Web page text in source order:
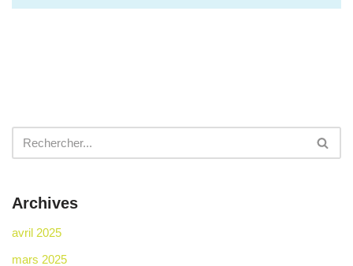
Archives
avril 2025
mars 2025